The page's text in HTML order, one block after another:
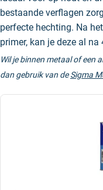
bestaande verflagen
perfecte hechting. Na
primer, kan je deze al
Wil je binnen metaal of een
dan gebruik van deSigma